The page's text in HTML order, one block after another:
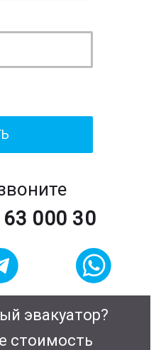
000 30
эвакуатор?
стоимость